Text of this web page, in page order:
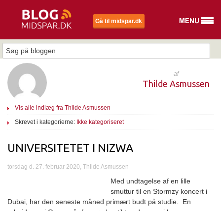
Gå til midspar.dk
af
Thilde Asmussen
Vis alle indlæg fra Thilde Asmussen
Skrevet i kategorierne: Ikke kategoriseret
UNIVERSITETET I NIZWA
torsdag d. 27. februar 2020, Thilde Asmussen
Med undtagelse af en lille
smuttur til en Stormzy koncert i
Dubai, har den seneste måned primært budt på studie. En